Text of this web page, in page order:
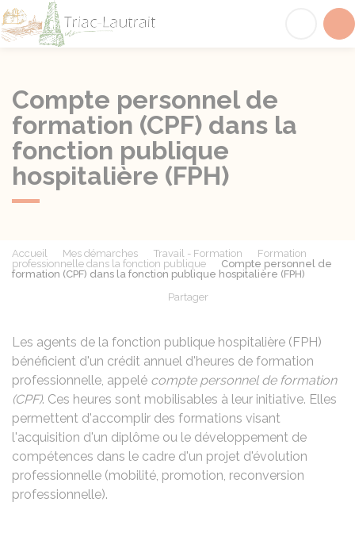
Compte personnel de
formation (CPF) dans la
fonction publique
hospitalière (FPH)
Accueil Mes démarches Travail - Formation
Formation
professionnelle dans la fonction publique
Compte personnel de
formation (CPF) dans la fonction publique hospitalière (FPH)
Partager
Les agents de la fonction publique hospitalière (FPH)
bénéficient d'un crédit annuel d'heures de formation
professionnelle, appelé compte personnel de formation
(CPF). Ces heures sont mobilisables à leur initiative. Elles
permettent d'accomplir des formations visant
l'acquisition d'un diplôme ou le développement de
compétences dans le cadre d'un projet d'évolution
professionnelle (mobilité, promotion, reconversion
professionnelle).